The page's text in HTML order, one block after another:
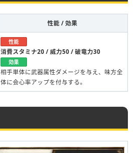
性能 / 効果
性能
消費スタミナ20 / 威力50 / 破竜力30
効果
相手単体に武器属性ダメージを与え、味方全
体に会心率アップを付与する。